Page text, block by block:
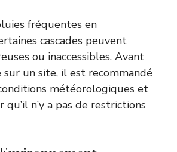
fréquentes en
cascades peuvent
ou inaccessibles. Avant
sur un site, il est recommandé
météorologiques et
qu’il n’y a pas de restrictions